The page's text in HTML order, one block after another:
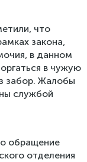
что
закона,
в данном
в чужую
забор. Жалобы
службой
обращение
отделения